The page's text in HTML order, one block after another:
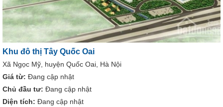
Khu đô thị Tây Quốc Oai
Xã Ngọc Mỹ, huyện Quốc Oai, Hà Nội
Giá từ: Đang cập nhật
Chủ đầu tư: Đang cập nhật
Diện tích: Đang cập nhật